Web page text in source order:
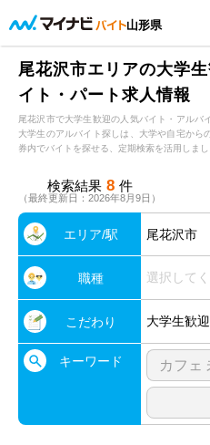
山形県
尾花沢市エリアの大学
イト・パート求人情報
尾花沢市で大学生歓迎の人気バイト・アルバ
大学生のアルバイト探しは、大学や自宅から
券内でバイトを探せる、定期検索を活用しまし
検索結果 8 件
（最終更新日：2026年8月9日）
エリア/駅 尾花沢市
職種 選択して
こだわり 大学生歓迎
キーワード